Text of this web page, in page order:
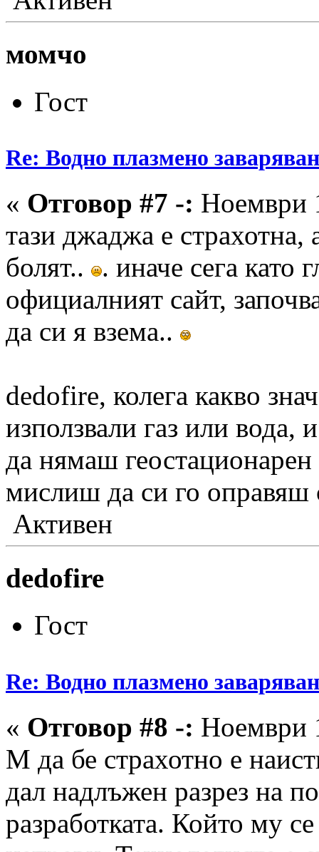
момчо
Гост
Re: Водно плазмено
« Отговор #7 -: Ноември
тази джаджа е
болят..
. иначе сега като
официалният сайт,
да си я взема..
dedofire, колега какво
използвали газ или
да нямаш
мислиш да си го
Активен
dedofire
Гост
Re: Водно плазмено
« Отговор #8 -: Ноември
М да бе страхотно е
дал надлъжен разрез на
разработката. Който му